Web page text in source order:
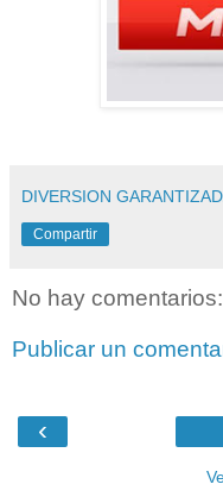
DIVERSION
Compartir
No hay comentarios:
Publicar un
‹